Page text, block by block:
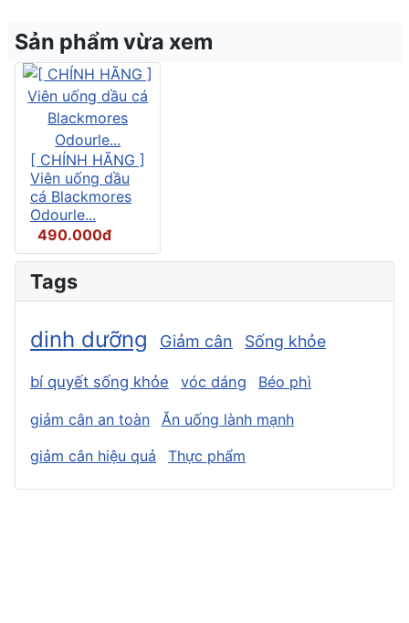
Sản phẩm vừa xem
[ CHÍNH HÃNG ]
Viên uống dầu
cá Blackmores
Odourle...
490.000đ
Tags
dinh dưỡng Giảm cân Sống khỏe
bí quyết sống khỏe vóc dáng Béo phì
giảm cân an toàn
Ăn uống lành mạnh
giảm cân hiệu quả
Thực phẩm